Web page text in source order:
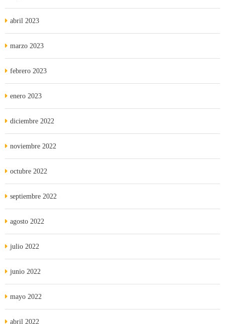
abril 2023
marzo 2023
febrero 2023
enero 2023
diciembre 2022
noviembre 2022
octubre 2022
septiembre 2022
agosto 2022
julio 2022
junio 2022
mayo 2022
abril 2022